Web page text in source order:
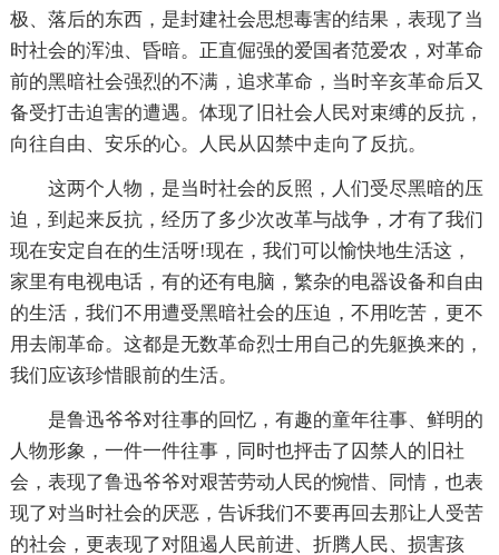
极、落后的东西，是封建社会思想毒害的结果，表现了当
时社会的浑浊、昏暗。正直倔强的爱国者范爱农，对革命
前的黑暗社会强烈的不满，追求革命，当时辛亥革命后又
备受打击迫害的遭遇。体现了旧社会人民对束缚的反抗，
向往自由、安乐的心。人民从囚禁中走向了反抗。
这两个人物，是当时社会的反照，人们受尽黑暗的压
迫，到起来反抗，经历了多少次改革与战争，才有了我们
现在安定自在的生活呀!现在，我们可以愉快地生活这，
家里有电视电话，有的还有电脑，繁杂的电器设备和自由
的生活，我们不用遭受黑暗社会的压迫，不用吃苦，更不
用去闹革命。这都是无数革命烈士用自己的先躯换来的，
我们应该珍惜眼前的生活。
是鲁迅爷爷对往事的回忆，有趣的童年往事、鲜明的
人物形象，一件一件往事，同时也抨击了囚禁人的旧社
会，表现了鲁迅爷爷对艰苦劳动人民的惋惜、同情，也表
现了对当时社会的厌恶，告诉我们不要再回去那让人受苦
的社会，更表现了对阻遏人民前进、折腾人民、损害孩